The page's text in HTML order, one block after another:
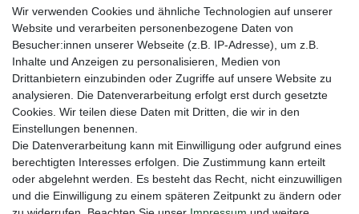
Gerne halten wir sie auf dem Laufenden
VORNAME NACHNAME
E-MAIL **
Newsletter
Honig
Hiermit bestätige ich, dass ich dieDaten­schutz­erklärunggelesen habe. Meine
Einwilligung kann ich jederzeit widerrufen.**
Abonnieren
** Hierbei handelt es sich um ein Pflichtfeld.
Wir verwenden Cookies und ähnliche Technologien auf unserer
Website und verarbeiten personenbezogene Daten von
Besucher:innen unserer Webseite (z.B. IP-Adresse), um z.B.
Inhalte und Anzeigen zu personalisieren, Medien von
Drittanbietern einzubinden oder Zugriffe auf unsere Website zu
analysieren. Die Datenverarbeitung erfolgt erst durch gesetzte
Cookies. Wir teilen diese Daten mit Dritten, die wir in den
Einstellungen benennen.
Die Datenverarbeitung kann mit Einwilligung oder aufgrund eines
berechtigten Interesses erfolgen. Die Zustimmung kann erteilt
oder abgelehnt werden. Es besteht das Recht, nicht einzuwilligen
und die Einwilligung zu einem späteren Zeitpunkt zu ändern oder